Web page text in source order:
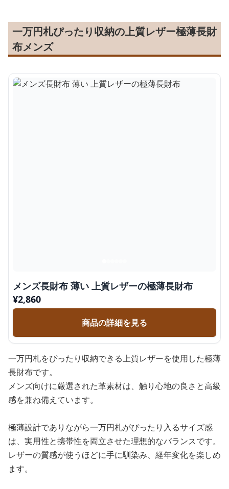
一万円札ぴったり収納の上質レザー極薄長財
布メンズ
メンズ長財布 薄い 上質レザーの極薄長財布
¥2,860
商品の詳細を見る
一万円札をぴったり収納できる上質レザーを使用した極薄
長財布です。
メンズ向けに厳選された革素材は、触り心地の良さと高級
感を兼ね備えています。
極薄設計でありながら一万円札がぴったり入るサイズ感
は、実用性と携帯性を両立させた理想的なバランスです。
レザーの質感が使うほどに手に馴染み、経年変化を楽しめ
ます。